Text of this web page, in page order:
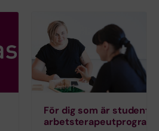
För dig som är student